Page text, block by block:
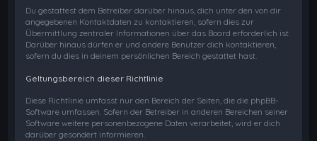
Du gestattest dem Betreiber darüber hinaus, dich unter den von dir
angegebenen Kontaktdaten zu kontaktieren, sofern dies zur
Übermittlung zentraler Informationen über das Board erforderlich ist.
Darüber hinaus dürfen er und andere Benutzer dich kontaktieren,
sofern du dies in deinem persönlichen Bereich gestattet hast.
Geltungsbereich dieser Richtlinie
Diese Richtlinie umfasst nur den Bereich der Seiten, die die phpBB-
Software umfassen. Sofern der Betreiber in anderen Bereichen seiner
Software weitere personenbezogene Daten verarbeitet, wird er dich
darüber gesondert informieren.